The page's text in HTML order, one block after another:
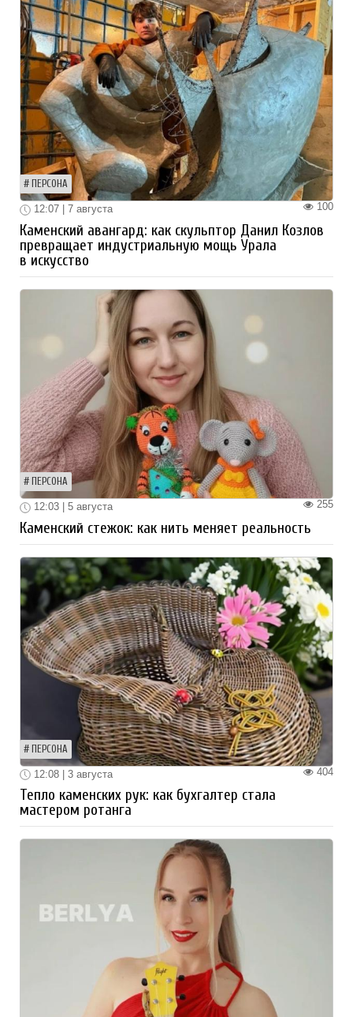
ПЕРСОНА
100
12:07 | 7 августа
Каменский авангард: как скульптор Данил Козлов
превращает индустриальную мощь Урала
в искусство
ПЕРСОНА
255
12:03 | 5 августа
Каменский стежок: как нить меняет реальность
ПЕРСОНА
404
12:08 | 3 августа
Тепло каменских рук: как бухгалтер стала
мастером ротанга